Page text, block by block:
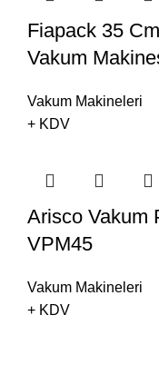
Fiapack 35
Vakum
Vakum Makineleri
+ KDV
Arisco Vakum
VPM45
Vakum Makineleri
+ KDV